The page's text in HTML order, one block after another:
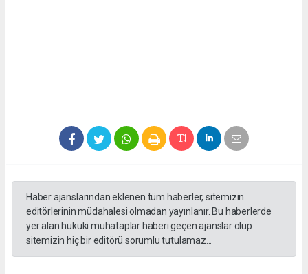
Haber ajanslarından eklenen tüm haberler, sitemizin
editörlerinin müdahalesi olmadan yayınlanır. Bu haberlerde
yer alan hukuki muhataplar haberi geçen ajanslar olup
sitemizin hiç bir editörü sorumlu tutulamaz...